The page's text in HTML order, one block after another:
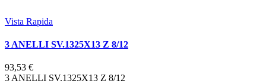
Vista Rapida
3 ANELLI SV.1325X13 Z 8/12
93,53 €
3 ANELLI SV.1325X13 Z 8/12